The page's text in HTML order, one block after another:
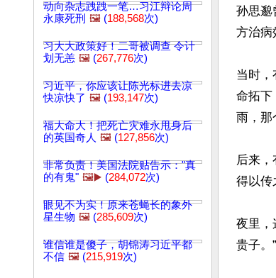
动向杂志跩跩一笔…习江辩论周
永康死刑 🖼️ (188,568次)
习大大政策好！二哥被调查 令计
划无恙 🖼️ (267,776次)
习近平，你应该让陈光标进去凉
快凉快了 🖼️ (193,147次)
福大命大！把死亡灾难永甩身后
的英国奇人 🖼️ (127,856次)
非常负责！美国法院贴告示："真
的有鬼" 🖼️▶️ (284,072次)
眼见不为实！原来苍蝇长的象外
星生物 🖼️ (285,609次)
谁信谁是傻子，胡锦涛习近平都
不信 🖼️ (215,919次)
孙思邈
方治病
当时，
命拓下
雨，那
后来
得以传
夜里，
贵子。